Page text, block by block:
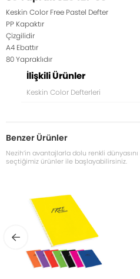
Keskin Color Free Pastel Defter
PP Kapaktır
Çizgilidir
A4 Ebattır
80 Yapraklıdır
İlişkili Ürünler
Keskin Color Defterleri
Benzer Ürünler
Nezih’in avantajlarla dolu renkli
seçtiğimiz ürünler ile başlayabilirsiniz.